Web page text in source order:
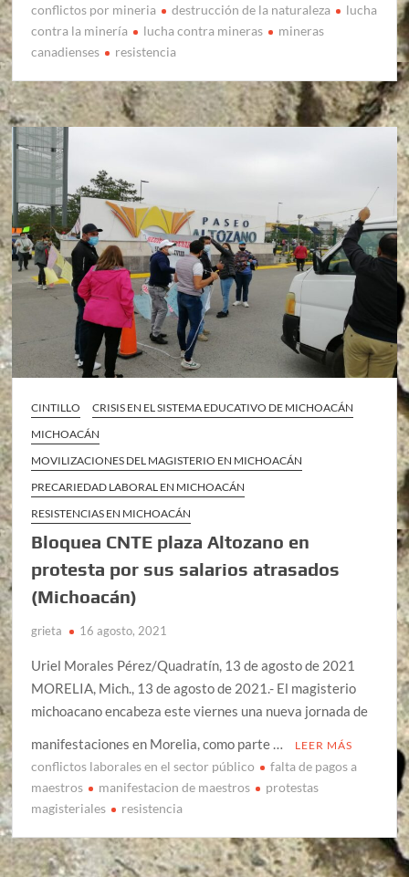
conflictos por mineria destrucción de la naturaleza
lucha
contra la minería
lucha contra mineras
mineras
canadienses
resistencia
CINTILLO
CRISIS EN EL SISTEMA EDUCATIVO DE MICHOACÁN
MICHOACÁN
MOVILIZACIONES DEL MAGISTERIO EN MICHOACÁN
PRECARIEDAD LABORAL EN MICHOACÁN
RESISTENCIAS EN MICHOACÁN
Bloquea CNTE plaza Altozano en
protesta por sus salarios atrasados
(Michoacán)
grieta 16 agosto, 2021
Uriel Morales Pérez/Quadratín, 13 de agosto de 2021
MORELIA, Mich., 13 de agosto de 2021.- El magisterio
michoacano encabeza este viernes una nueva jornada de
manifestaciones en Morelia, como parte …
LEER MÁS
conflictos laborales en el sector público
falta de pagos a
maestros
manifestacion de maestros
protestas
magisteriales
resistencia